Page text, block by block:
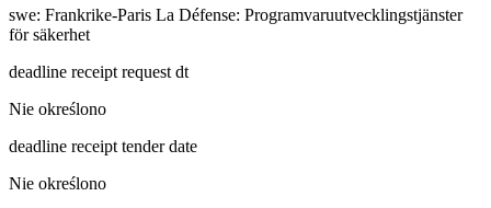
swe: Frankrike-Paris La Défense: Programvaruutvecklingstjänster
för säkerhet
deadline receipt request dt
Nie określono
deadline receipt tender date
Nie określono